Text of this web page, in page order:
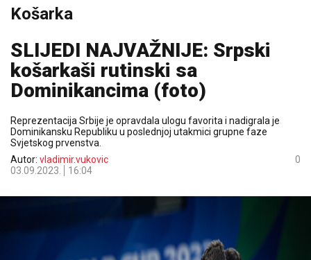
Košarka
SLIJEDI NAJVAŽNIJE: Srpski
košarkaši rutinski sa
Dominikancima (foto)
Reprezentacija Srbije je opravdala ulogu favorita i nadigrala je
Dominikansku Republiku u poslednjoj utakmici grupne faze
Svjetskog prvenstva.
Autor: vladimir.vukovic
03.09.2023.
16:04
0